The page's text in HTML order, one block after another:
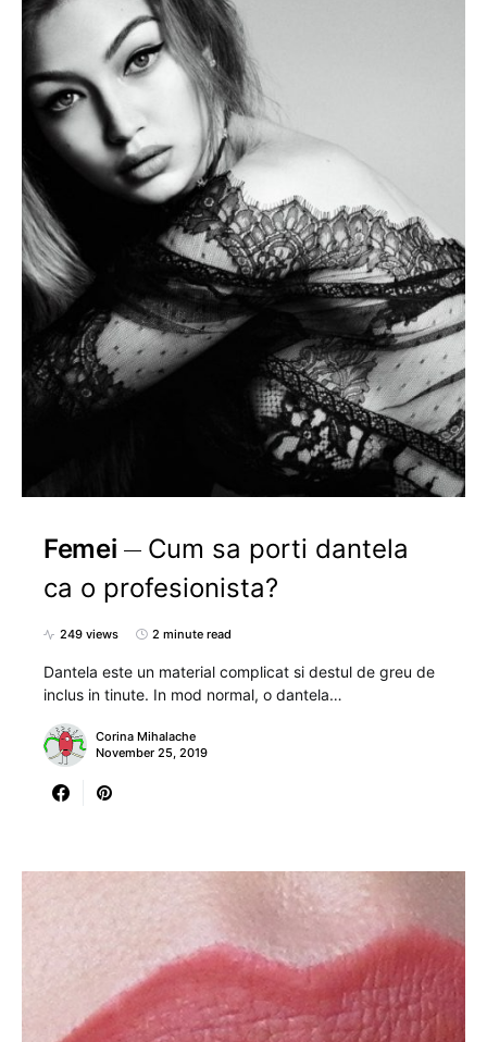
Femei
Cum sa porti dantela
ca o profesionista?
249 views 2 minute read
Dantela este un material complicat si destul de greu de
inclus in tinute. In mod normal, o dantela…
Corina Mihalache
November 25, 2019